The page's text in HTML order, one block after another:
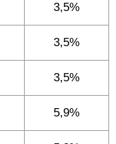
3,5%
3,5%
3,5%
5,9%